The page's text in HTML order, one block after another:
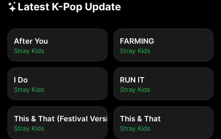
Latest K-Pop Update
After You
Stray Kids
FARMING
Stray Kids
I Do
Stray Kids
RUN IT
Stray Kids
This & That (Festival Version)
Stray Kids
This & That
Stray Kids